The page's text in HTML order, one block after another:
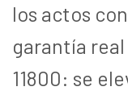
los actos
garantía
11800: se